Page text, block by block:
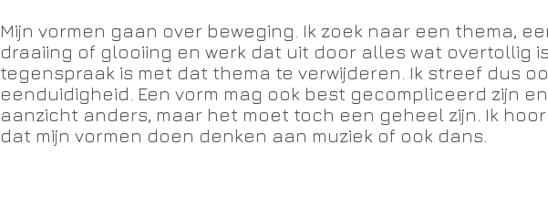
Mijn vormen gaan over beweging. Ik zoek naar een thema,
draaiing of glooiing en werk dat uit door alles wat overtollig
tegenspraak is met dat thema te verwijderen. Ik streef dus
eenduidigheid. Een vorm mag ook best gecompliceerd zijn
aanzicht anders, maar het moet toch een geheel zijn. Ik
dat mijn vormen doen denken aan muziek of ook dans.